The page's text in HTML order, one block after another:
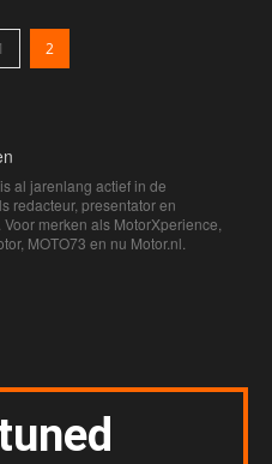
2
al jarenlang actief in de
redacteur, presentator en
merken als MotorXperience,
MOTO73 en nu Motor.nl.